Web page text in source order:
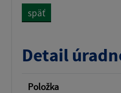
Filtrovať
späť
Detail
Položka